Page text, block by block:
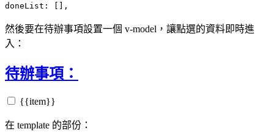
doneList: [],
然後要在待辦事項設置一個 v-model，讓點選的資料即時進
入：
待辦事項：
{{item}}
在 template 的部份：